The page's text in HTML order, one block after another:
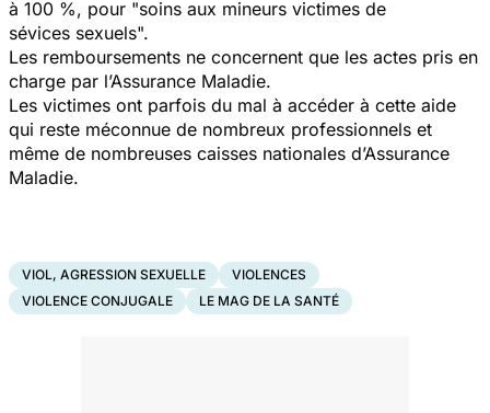
à 100 %, pour "soins aux mineurs victimes de
sévices sexuels".
Les remboursements ne concernent que les actes pris en
charge par l’Assurance Maladie.
Les victimes ont parfois du mal à accéder à cette aide
qui reste méconnue de nombreux professionnels et
même de nombreuses caisses nationales d’Assurance
Maladie.
VIOL, AGRESSION SEXUELLE
VIOLENCES
VIOLENCE CONJUGALE
LE MAG DE LA SANTÉ